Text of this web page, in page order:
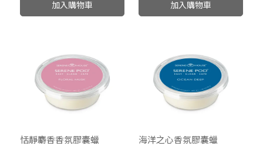
加入購物車 加入購物車
恬靜麝香香氛膠囊蠟
海洋之心香氛膠囊蠟